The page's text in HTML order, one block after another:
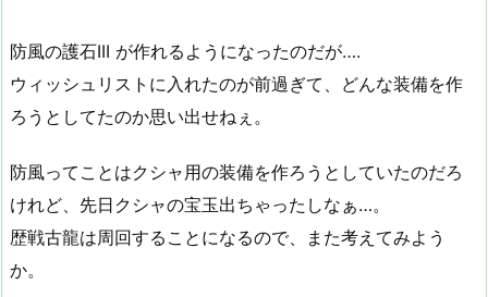
防風の護石III が作れるようになったのだが….
ウィッシュリストに入れたのが前過ぎて、どんな装備を作
ろうとしてたのか思い出せねぇ。
防風ってことはクシャ用の装備を作ろうとしていたのだろ
けれど、先日クシャの宝玉出ちゃったしなぁ…。
歴戦古龍は周回することになるので、また考えてみよう
か。